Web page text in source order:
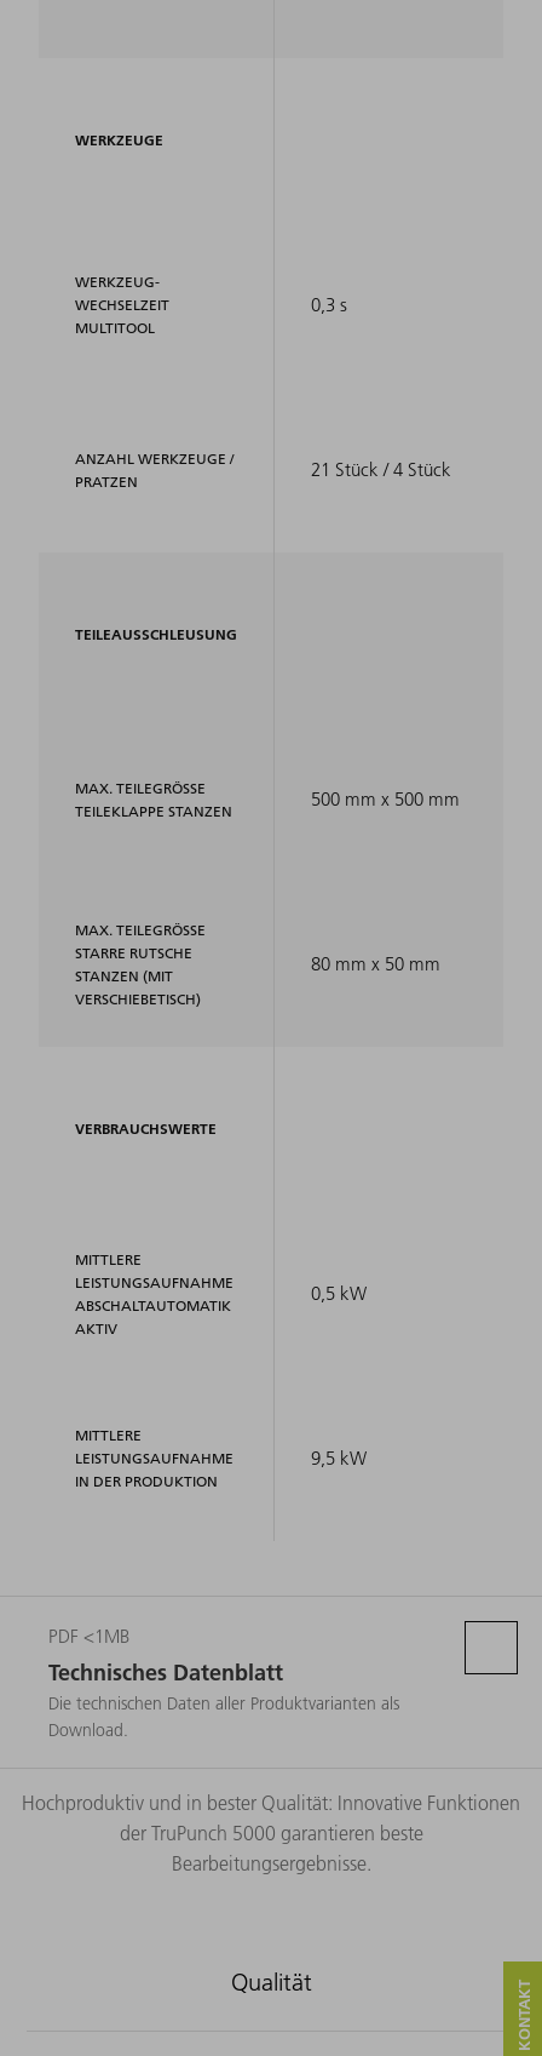
WERKZEUGE
WERKZEUG-
WECHSELZEIT
MULTITOOL
ANZAHL WERKZEUGE /
PRATZEN
TEILEAUSSCHLEUSUNG
MAX. TEILEGRÖSSE T
EILEKLAPPE STANZEN
MAX. TEILEGRÖSSE S
TARRE RUTSCHE S
TANZEN (MIT V
ERSCHIEBETISCH)
VERBRAUCHSWERTE
MITTLERE
LEISTUNGSAUFNAHME
ABSCHALTAUTOMATIK
AKTIV
MITTLERE
LEISTUNGSAUFNAHME
IN DER PRODUKTION
0,3 s
21 Stück / 4 Stück
500 mm x 500 mm
80 mm x 50 mm
0,5 kW
9,5 kW
PDF <1MB
Technisches Datenblatt
Die technischen Daten aller Produktvarianten als
Download.
Hochproduktiv und in bester Qualität: Innovative Funktionen
der TruPunch 5000 garantieren beste
Bearbeitungsergebnisse.
Qualität